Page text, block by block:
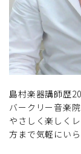
島村楽器講師歴
バークリー音楽院
やさしく楽しく
方まで気軽にいら